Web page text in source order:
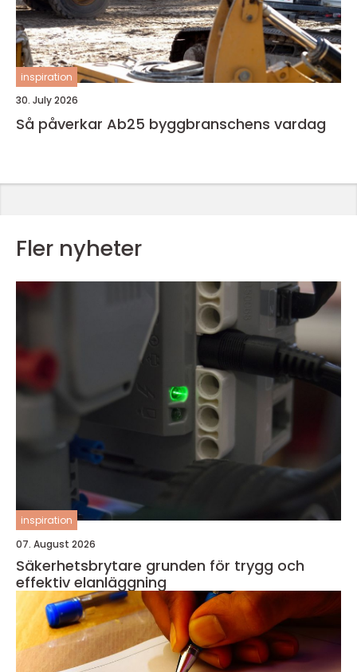
inspiration
30. July 2026
Så påverkar Ab25 byggbranschens vardag
Fler nyheter
inspiration
07. August 2026
Säkerhetsbrytare grunden för trygg och
effektiv elanläggning